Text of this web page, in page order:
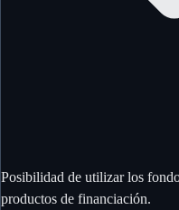
Posibilidad de utilizar los
productos de financiación.